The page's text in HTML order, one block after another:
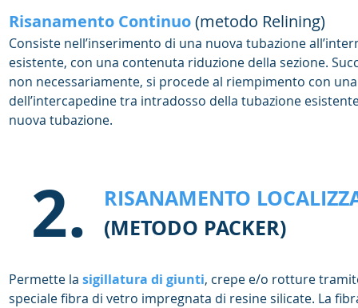
Risanamento Continuo(metodo Relining)
Consiste nell’inserimento di una nuova tubazione
esistente, con una contenuta riduzione della sezione.
non necessariamente, si procede al riempimento con
dell’intercapedine tra intradosso della tubazione
nuova tubazione.
2.
RISANAMENTO
(METODO PACKER)
Permette la sigillatura di giunti, crepe e/o rotture
speciale fibra di vetro impregnata di resine silicate. La